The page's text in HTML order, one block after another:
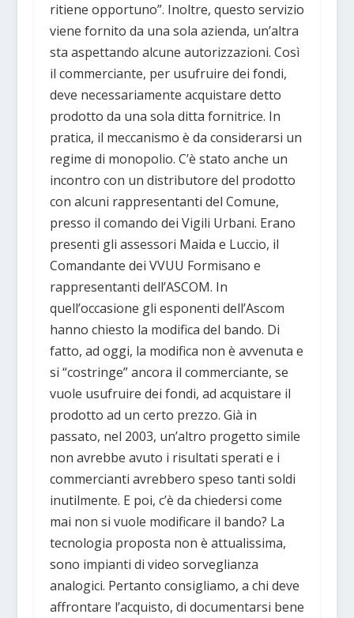
ritiene opportuno”. Inoltre, questo servizio
viene fornito da una sola azienda, un’altra
sta aspettando alcune autorizzazioni. Così
il commerciante, per usufruire dei fondi,
deve necessariamente acquistare detto
prodotto da una sola ditta fornitrice. In
pratica, il meccanismo è da considerarsi un
regime di monopolio. C’è stato anche un
incontro con un distributore del prodotto
con alcuni rappresentanti del Comune,
presso il comando dei Vigili Urbani. Erano
presenti gli assessori Maida e Luccio, il
Comandante dei VVUU Formisano e
rappresentanti dell’ASCOM. In
quell’occasione gli esponenti dell’Ascom
hanno chiesto la modifica del bando. Di
fatto, ad oggi, la modifica non è avvenuta e
si “costringe” ancora il commerciante, se
vuole usufruire dei fondi, ad acquistare il
prodotto ad un certo prezzo. Già in
passato, nel 2003, un’altro progetto simile
non avrebbe avuto i risultati sperati e i
commercianti avrebbero speso tanti soldi
inutilmente. E poi, c’è da chiedersi come
mai non si vuole modificare il bando? La
tecnologia proposta non è attualissima,
sono impianti di video sorveglianza
analogici. Pertanto consigliamo, a chi deve
affrontare l’acquisto, di documentarsi bene